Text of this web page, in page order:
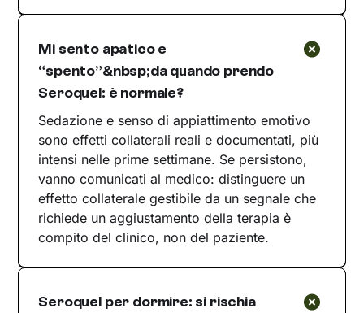
Mi sento apatico e
“spento”&nbsp;da quando prendo
Seroquel: è normale?
Sedazione e senso di appiattimento emotivo
sono effetti collaterali reali e documentati, più
intensi nelle prime settimane. Se persistono,
vanno comunicati al medico: distinguere un
effetto collaterale gestibile da un segnale che
richiede un aggiustamento della terapia è
compito del clinico, non del paziente.
Seroquel per dormire: si rischia